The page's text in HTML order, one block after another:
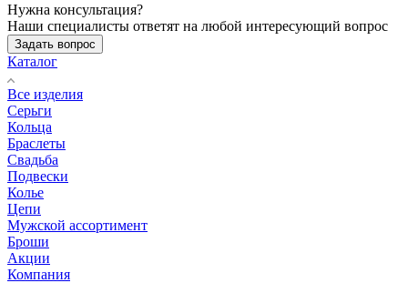
Нужна консультация?
Наши специалисты ответят на любой интересующий вопрос
Задать вопрос
Каталог
Все изделия
Серьги
Кольца
Браслеты
Свадьба
Подвески
Колье
Цепи
Мужской ассортимент
Броши
Акции
Компания